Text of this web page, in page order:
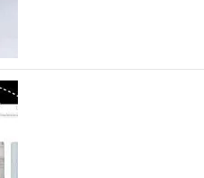
свои новинки на Euro
Lihuang Footwear Co.,
является
и…